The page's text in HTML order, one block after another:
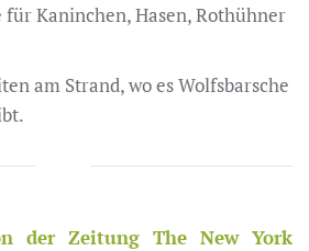
für Kaninchen, Hasen, Rothühner
am Strand, wo es Wolfsbarsche
der Zeitung The New York